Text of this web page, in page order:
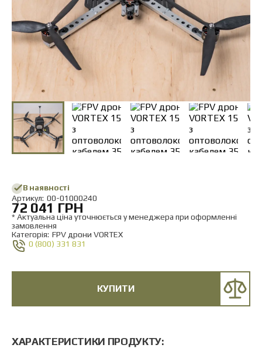
Обмін та повернення
Оплата і доставка
Гарантія
Партнерам
Ремонт та сервіс
Новини
Контакти
В наявності
Aртикул: 00-01000240
72 041 ГРН
* Актуальна ціна уточнюється у менеджера при оформленні
замовлення
Категорія: FPV дрони VORTEX
0 (800) 331 831
КУПИТИ
ХАРАКТЕРИСТИКИ ПРОДУКТУ: